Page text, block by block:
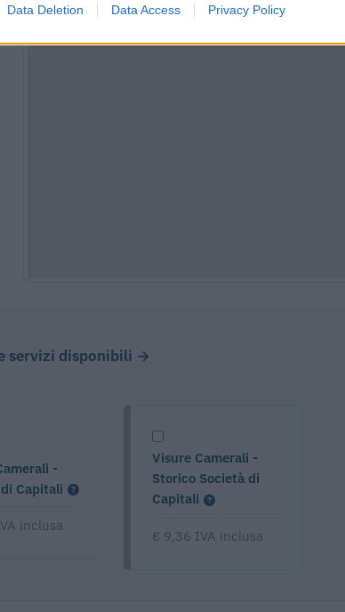
Data Deletion Data Access Privacy Policy
servizi disponibili →
-
Capitali
inclusa
Visure Camerali -
Storico Società di
Capitali
€ 9,36 IVA inclusa